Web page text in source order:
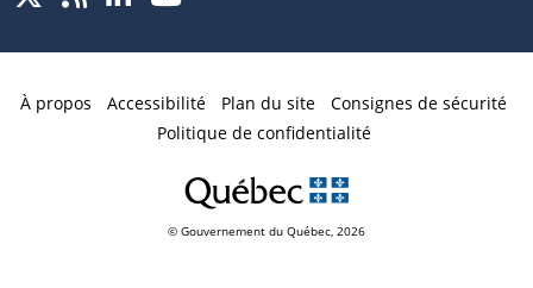
À propos Accessibilité Plan du site
Consignes de sécurité
Politique de confidentialité
© Gouvernement du Québec, 2026